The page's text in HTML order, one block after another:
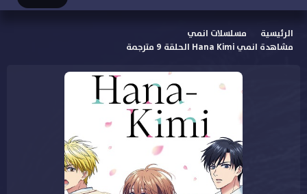
الرئيسية
مسلسلات انمي
مشاهدة انمي Hana Kimi الحلقة 9 مترجمة